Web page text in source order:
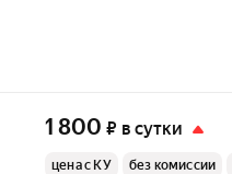
1 800 ₽ в сутки
цена с КУ без комиссии